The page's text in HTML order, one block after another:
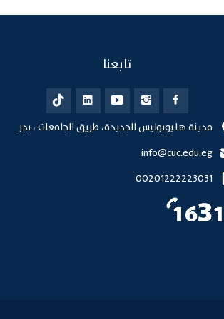
تابعنا
مدينة هليوبوليس الجديدة، طريق الجامعات ، بدر
info@cuc.edu.eg
00201222223031